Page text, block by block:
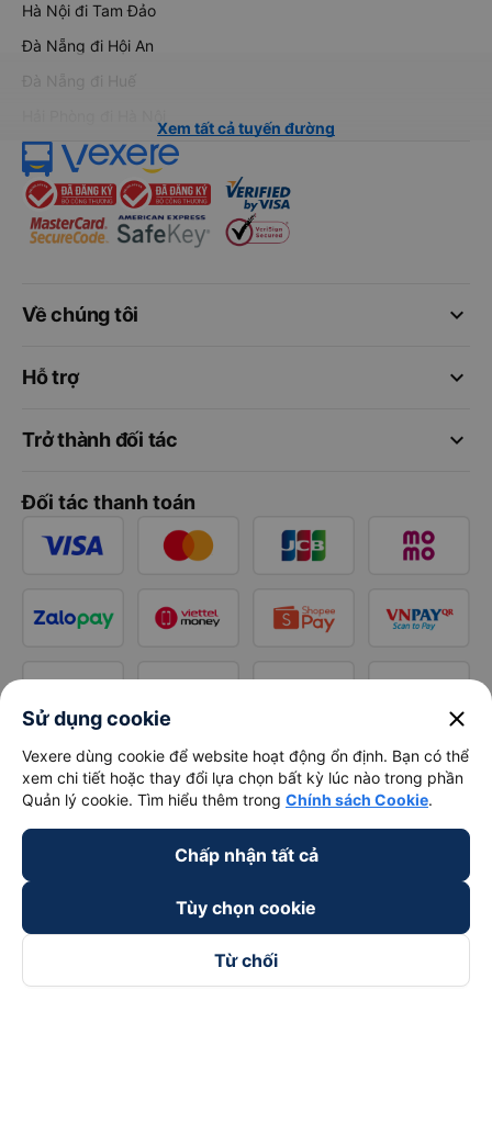
Hà Nội đi Tam Đảo
Đà Nẵng đi Hội An
Đà Nẵng đi Huế
Xem tất cả tuyến đường
keyboard_arrow_down
Về chúng tôi
keyboard_arrow_down
Hỗ trợ
keyboard_arrow_down
Trở thành đối tác
Đối tác thanh toán
Sử dụng cookie close
Vexere dùng cookie để website hoạt động ổn định. Bạn có thể
xem chi tiết hoặc thay đổi lựa chọn bất kỳ lúc nào trong phần
Quản lý cookie. Tìm hiểu thêm trong Chính sách Cookie.
Chấp nhận tất cả
Tùy chọn cookie
Từ chối